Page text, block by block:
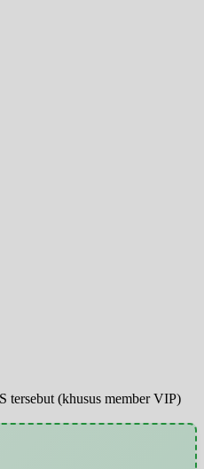
tersebut (khusus member VIP)